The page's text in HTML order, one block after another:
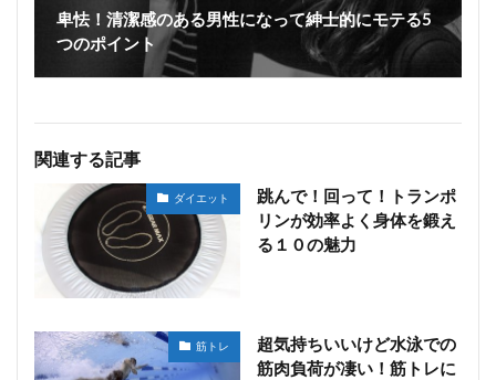
卑怯！清潔感のある男性になって紳士的にモテる5
つのポイント
関連する記事
ダイエット
跳んで！回って！トランポ
リンが効率よく身体を鍛え
る１０の魅力
筋トレ
超気持ちいいけど水泳での
筋肉負荷が凄い！筋トレに